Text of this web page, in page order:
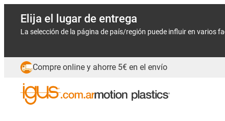
Elija el lugar de entrega
La selección de la página de país/región puede influir en varios
Compre online y ahorre 5€ en el envío